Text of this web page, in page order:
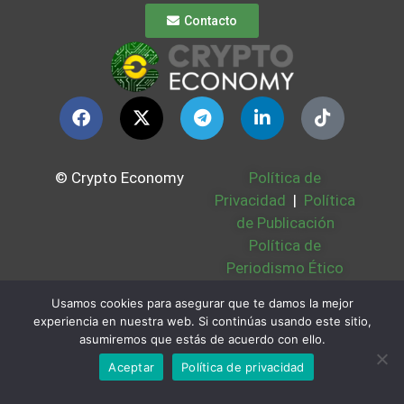
Contacto
© Crypto Economy
Política de
Privacidad | Política
de Publicación
Política de
Periodismo Ético
Bases Legales |
Partners | Sobre
Nosotros
Usamos cookies para asegurar que te damos la mejor
experiencia en nuestra web. Si continúas usando este sitio,
asumiremos que estás de acuerdo con ello.
Aceptar
Política de privacidad